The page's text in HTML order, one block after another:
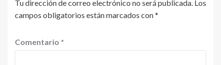
Tu dirección de correo electrónico no será publicada. Los
campos obligatorios están marcados con*
Comentario *